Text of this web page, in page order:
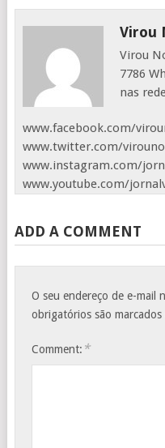
Virou
Virou
7786
nas
www.facebook.com/
www.twitter.com/
www.instagram.com/
www.youtube.com/
ADD A COMMENT
O seu endereço de e-mail
obrigatórios são marcados
Comment: *